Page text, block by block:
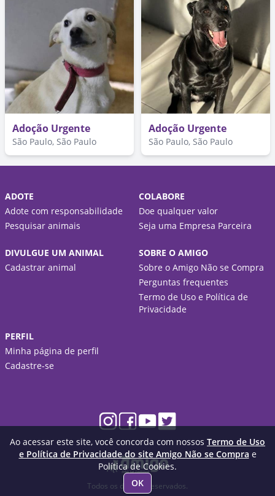
Adoção Urgente
São Paulo, São Paulo
Adoção Urgente
São Paulo, São Paulo
Ao acessar este site, você concorda com nossos Termo de Uso
e Política de Privacidade do site Amigo Não se Compra e
Política de Cookies.
OK
ADOTE
Adote com responsabilidade
Pesquisar animais
COLABORE
Doe qualquer valor
Seja uma Empresa Parceira
DIVULGUE UM ANIMAL
Cadastrar animal
SOBRE O AMIGO
Sobre o Amigo Não se Compra
Perguntas frequentes
Termo de Uso e Política de
Privacidade
PERFIL
Minha página de perfil
Cadastre-se
Todos os direitos reservados.